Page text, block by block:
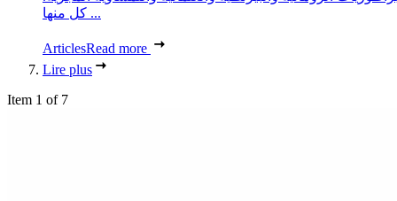
كل منها ...
ArticlesRead more
Lire plus
Item 1 of 7